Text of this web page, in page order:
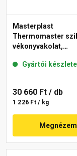
Masterplast
Thermomaster
vékonyvakolat,
fehér 25 kg
Gyártói
30 660 Ft / db
1 226 Ft / kg
Megnézem